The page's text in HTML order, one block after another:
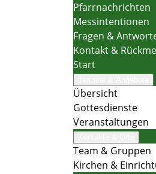
Pfarrnachrichten
Messintentionen
Fragen &
Kontakt &
Start
Übersicht
Gottesdienste
Veranstaltungen
Team & Gruppen
Kirchen &